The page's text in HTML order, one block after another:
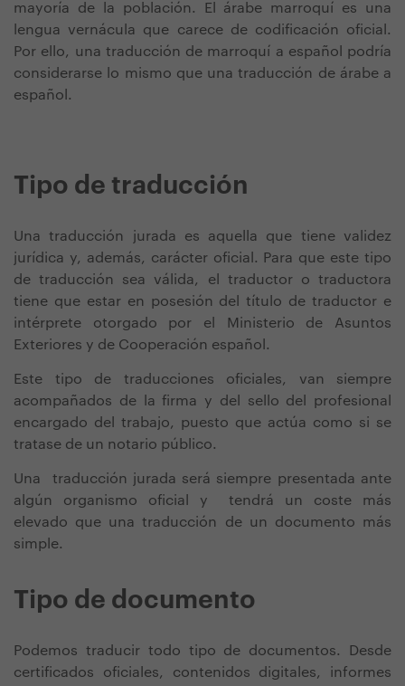
mayoría de la población. El árabe marroquí es una
lengua vernácula que carece de codificación oficial.
Por ello, una traducción de marroquí a español podría
considerarse lo mismo que una traducción de árabe a
español.
Tipo de traducción
Una traducción jurada es aquella que tiene validez
jurídica y, además, carácter oficial. Para que este tipo
de traducción sea válida, el traductor o traductora
tiene que estar en posesión del título de traductor e
intérprete otorgado por el Ministerio de Asuntos
Exteriores y de Cooperación español.
Este tipo de traducciones oficiales, van siempre
acompañados de la firma y del sello del profesional
encargado del trabajo, puesto que actúa como si se
tratase de un notario público.
Una traducción jurada será siempre presentada ante
algún organismo oficial y tendrá un coste más
elevado que una traducción de un documento más
simple.
Tipo de documento
Podemos traducir todo tipo de documentos. Desde
certificados oficiales, contenidos digitales, informes